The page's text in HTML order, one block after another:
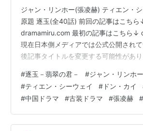
ジャン・リンホー(張凌赫) ティエン・
原題 逐玉(全40話) 前回の記事はこちら
dramamiru.com 最初の記事はこちら↓
現在日本側メディアでは公式公開され
後記事タイトルを変更する可能性があ
ラクター生死を含めネタバレＯＫな方の
テントに戻ってみると四人組のひとり、
大怪我を負っていました。 彼を刺した
中で命を奪えずに逃がした若い敵兵で
かけた挙句に自分の大事な人が死ぬか
#逐玉－翡翠の君－ #ジャン・リンホー
#ティエン・シーウェイ # ドン・カイ
#中国ドラマ #古装ドラマ #張凌赫 #